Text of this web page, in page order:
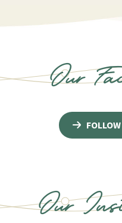
Our
Our